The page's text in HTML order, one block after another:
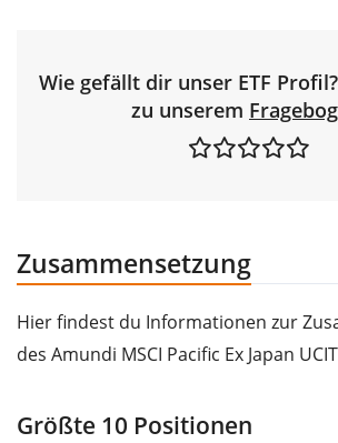
Wie gefällt dir unser ETF
zu unserem
Zusammensetzung
Hier findest du Informationen zur
des Amundi MSCI Pacific Ex Japan
Größte 10 Positionen